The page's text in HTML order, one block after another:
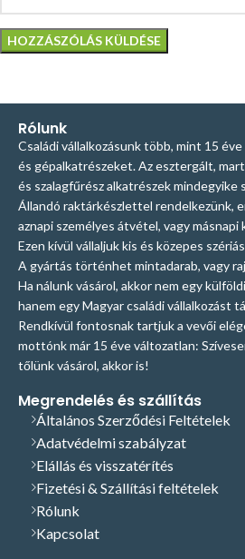
Rólunk
Családi vállalkozásunk több, mint 15
és gépalkatrészeket. Az esztergált,
és szalagfűrész alkatrészek mindegyike
Állandó raktárkészlettel rendelkezünk,
aznapi személyes átvétel, vagy
Ezen kívül vállaljuk kis és közepes
A gyártás történhet mintadarab, vagy
Ha nálunk vásárol, akkor nem egy
hanem egy Magyar családi vállalkozást
Rendkívül fontosnak tartjuk a vevői
mottónk már 15 éve változatlan:
tőlünk vásárol, akkor is!
Megrendelés és szállítás
Általános Szerződési Feltételek
Adatvédelmi szabályzat
Elállás és visszatérítés
Fizetési & Szállítási feltételek
Rólunk
Kapcsolat